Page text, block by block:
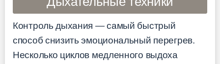
Контроль дыхания — самый быстрый
способ снизить эмоциональный перегрев.
Несколько циклов медленного выдоха